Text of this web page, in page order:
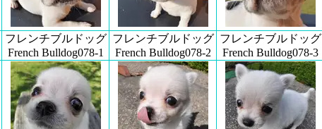
フレンチブルドッグ
French Bulldog078-1
フレンチブルドッグ
French Bulldog078-2
フレンチブルドッグ
French Bulldog078-3